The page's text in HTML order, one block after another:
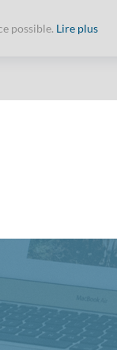
possible. Lire plus